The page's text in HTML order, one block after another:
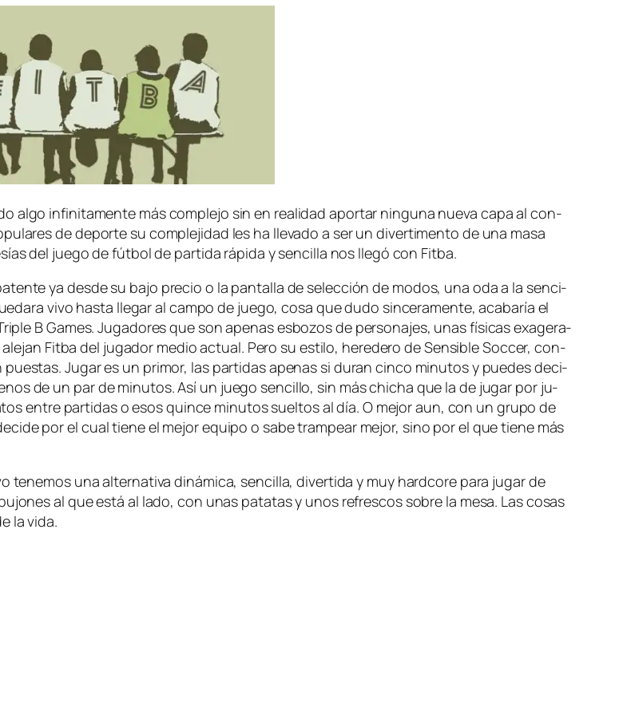
al­go in­fi­ni­ta­men­te más com­ple­jo sin en reali­dad apor­tar nin­gu­na nue­va ca­pa al con­
de de­por­te su com­ple­ji­dad les ha lle­va­do a ser un di­ver­ti­men­to de una ma­sa
del jue­go de fút­bol de par­ti­da rá­pi­da y sen­ci­lla nos lle­gó con Fitba.
ya des­de su ba­jo pre­cio o la pan­ta­lla de se­lec­ción de mo­dos, una oda a la sen­ci­
vi­vo has­ta lle­gar al cam­po de jue­go, co­sa que du­do sin­ce­ra­men­te, aca­ba­ría el
B Games. Jugadores que son ape­nas es­bo­zos de per­so­na­jes, unas fí­si­cas exa­ge­ra­
Fitba del ju­ga­dor me­dio ac­tual. Pero su es­ti­lo, he­re­de­ro de Sensible Soccer, con­
Jugar es un pri­mor, las par­ti­das ape­nas si du­ran cin­co mi­nu­tos y pue­des de­ci­
de un par de mi­nu­tos. Así un jue­go sen­ci­llo, sin más chi­cha que la de ju­gar por ju­
en­tre par­ti­das o esos quin­ce mi­nu­tos suel­tos al día. O me­jor aun, con un gru­po de
por el cual tie­ne el me­jor equi­po o sa­be tram­pear me­jor, sino por el que tie­ne más
una al­ter­na­ti­va di­ná­mi­ca, sen­ci­lla, di­ver­ti­da y muy hard­co­re pa­ra ju­gar de
al que es­tá al la­do, con unas pa­ta­tas y unos re­fres­cos so­bre la me­sa. Las co­sas
la vida.